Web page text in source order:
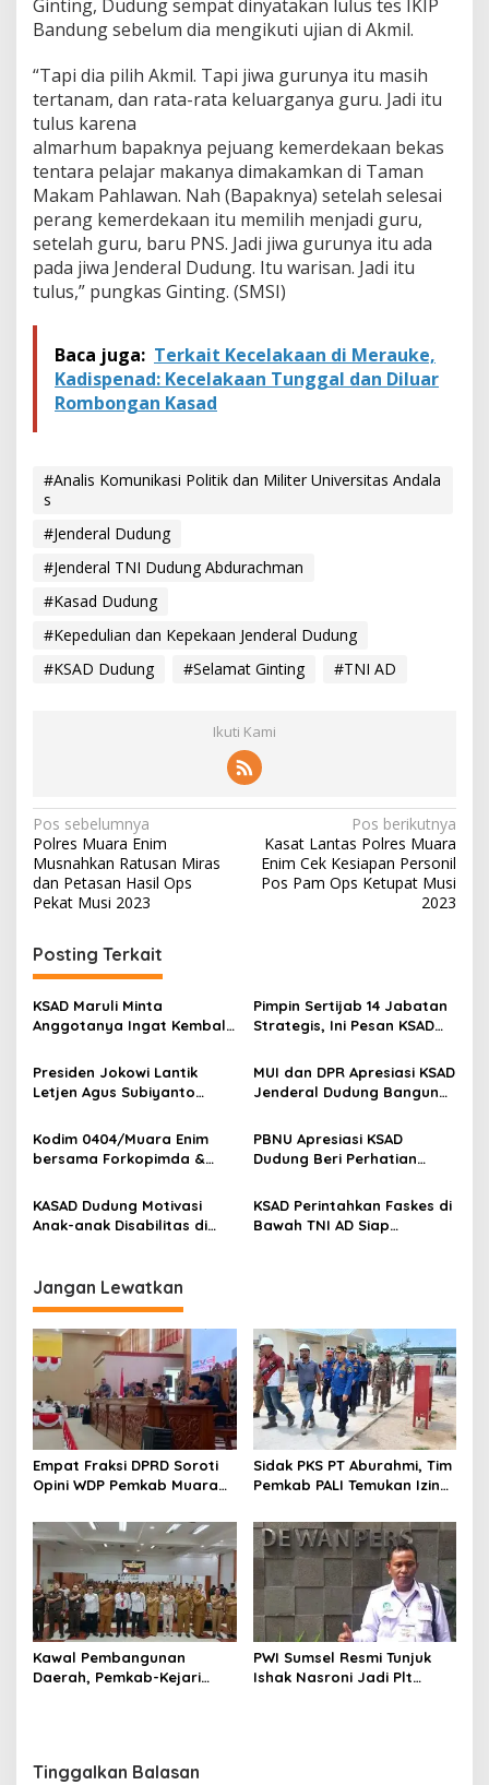
Ginting, Dudung sempat dinyatakan lulus tes IKIP
Bandung sebelum dia mengikuti ujian di Akmil.
“Tapi dia pilih Akmil. Tapi jiwa gurunya itu masih
tertanam, dan rata-rata keluarganya guru. Jadi itu
tulus karena
almarhum bapaknya pejuang kemerdekaan bekas
tentara pelajar makanya dimakamkan di Taman
Makam Pahlawan. Nah (Bapaknya) setelah selesai
perang kemerdekaan itu memilih menjadi guru,
setelah guru, baru PNS. Jadi jiwa gurunya itu ada
pada jiwa Jenderal Dudung. Itu warisan. Jadi itu
tulus,” pungkas Ginting. (SMSI)
Baca juga: Terkait Kecelakaan di Merauke,
Kadispenad: Kecelakaan Tunggal dan Diluar
Rombongan Kasad
#Analis Komunikasi Politik dan Militer Universitas Andala
s
#Jenderal Dudung
#Jenderal TNI Dudung Abdurachman
#Kasad Dudung
#Kepedulian dan Kepekaan Jenderal Dudung
#KSAD Dudung
#Selamat Ginting #TNI AD
Ikuti Kami
N
a
v
i
g
a
s
i
p
o
s
Pos sebelumnya
Polres Muara Enim
Musnahkan Ratusan Miras
dan Petasan Hasil Ops
Pekat Musi 2023
Pos berikutnya
Kasat Lantas Polres Muara
Enim Cek Kesiapan Personil
Pos Pam Ops Ketupat Musi
2023
Posting Terkait
KSAD Maruli Minta
Anggotanya Ingat Kembali
Pimpin Sertijab 14 Jabatan
Strategis, Ini Pesan KSAD
Presiden Jokowi Lantik
Letjen Agus Subiyanto
Jenderal Dudung
MUI dan DPR Apresiasi KSAD
Jenderal Dudung Bangun
Cirebon
Kodim 0404/Muara Enim
bersama Forkopimda &
Award 2023
PBNU Apresiasi KSAD
Dudung Beri Perhatian
Sepatunya Lepas
KASAD Dudung Motivasi
Anak-anak Disabilitas di
KSAD Perintahkan Faskes di
Bawah TNI AD Siap
Jangan Lewatkan
Empat Fraksi DPRD Soroti
Opini WDP Pemkab Muara
Kelola Keuangan
Sidak PKS PT Aburahmi, Tim
Pemkab PALI Temukan Izin
Kawal Pembangunan
Daerah, Pemkab-Kejari
PWI Sumsel Resmi Tunjuk
Ishak Nasroni Jadi Plt
Tinggalkan Balasan